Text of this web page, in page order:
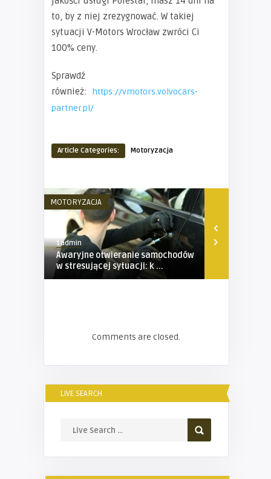
to, by z niej zrezygnować. W takiej
sytuacji V-Motors Wrocław zwróci Ci
100% ceny.
Sprawdź
również:
https://vmotors.volvocars-
partner.pl/
Article Categories: Motoryzacja
MOTORYZACJA
1admin
Awaryjne otwieranie samochodów
w stresującej sytuacji: k ...
Comments are closed.
LIVE SEARCH